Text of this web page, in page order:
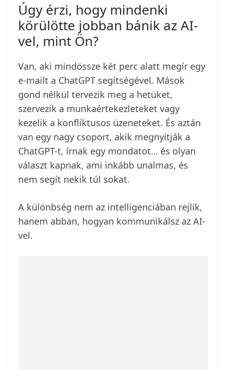
Úgy érzi, hogy mindenki
körülötte jobban bánik az AI-
vel, mint Ön?
Van, aki mindössze két perc alatt megír egy
e-mailt a ChatGPT segítségével. Mások
gond nélkül tervezik meg a hetüket,
szervezik a munkaértekezleteket vagy
kezelik a konfliktusos üzeneteket. És aztán
van egy nagy csoport, akik megnyitják a
ChatGPT-t, írnak egy mondatot… és olyan
választ kapnak, ami inkább unalmas, és
nem segít nekik túl sokat.
A különbség nem az intelligenciában rejlik,
hanem abban, hogyan kommunikálsz az AI-
vel.